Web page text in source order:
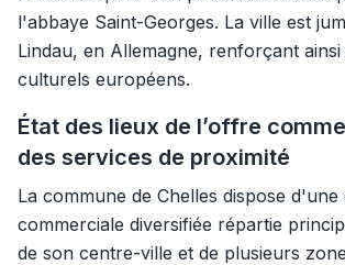
l'abbaye Saint-Georges. La ville est
Lindau, en Allemagne, renforçant ainsi
culturels européens.
État des lieux de l’offre
des services de proximité
La commune de Chelles dispose
commerciale diversifiée répartie
de son centre-ville et de plusieurs